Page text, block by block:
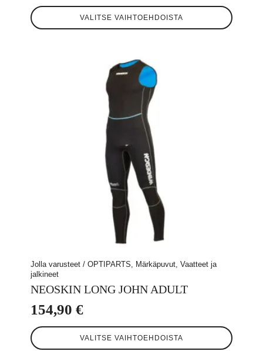
VALITSE VAIHTOEHDOISTA
Tällä
tuotteella
Jolla varusteet / OPTIPARTS, Märkäpuvut, Vaatteet ja
jalkineet
NEOSKIN LONG JOHN ADULT
154,90 €
VALITSE VAIHTOEHDOISTA
Tällä
tuotteella